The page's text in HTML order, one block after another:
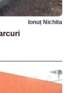
Ionuț Nichita